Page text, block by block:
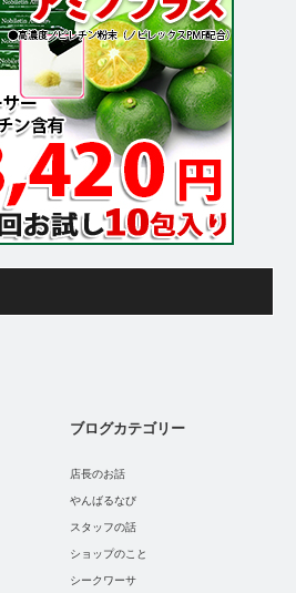
ブログカテゴリー
店長のお話
やんばるなび
スタッフの話
ショップのこと
シークワーサ